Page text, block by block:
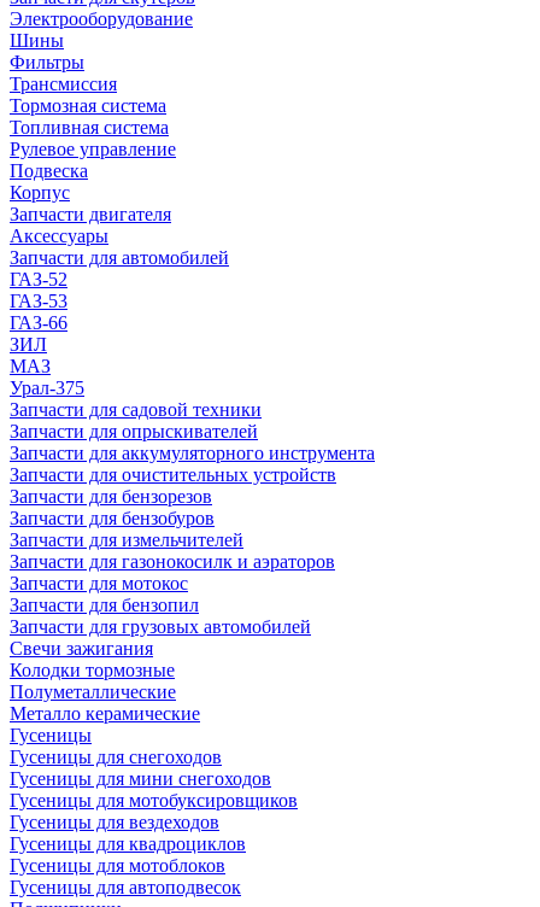
Электрооборудование
Шины
Фильтры
Трансмиссия
Тормозная система
Топливная система
Рулевое управление
Подвеска
Корпус
Запчасти двигателя
Аксессуары
Запчасти для автомобилей
ГАЗ-52
ГАЗ-53
ГАЗ-66
ЗИЛ
МАЗ
Урал-375
Запчасти для садовой техники
Запчасти для опрыскивателей
Запчасти для аккумуляторного инструмента
Запчасти для очистительных устройств
Запчасти для бензорезов
Запчасти для бензобуров
Запчасти для измельчителей
Запчасти для газонокосилк и аэраторов
Запчасти для мотокос
Запчасти для бензопил
Запчасти для грузовых автомобилей
Свечи зажигания
Колодки тормозные
Полуметаллические
Металло керамические
Гусеницы
Гусеницы для снегоходов
Гусеницы для мини снегоходов
Гусеницы для мотобуксировщиков
Гусеницы для вездеходов
Гусеницы для квадроциклов
Гусеницы для мотоблоков
Гусеницы для автоподвесок